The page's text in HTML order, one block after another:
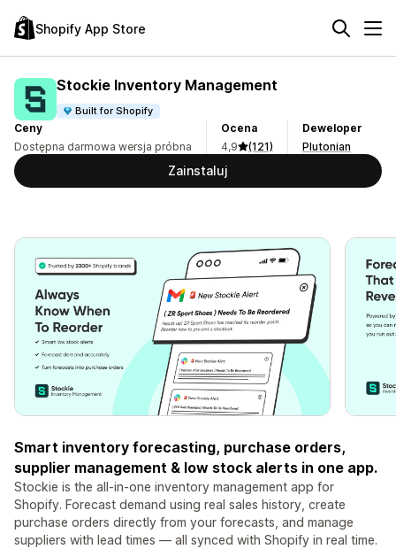
Shopify App Store
Stockie Inventory Management
Built for Shopify
Ceny
Dostępna darmowa wersja próbna
Ocena
4,9
(121)
Deweloper
Plutonian
Zainstaluj
Smart inventory forecasting, purchase orders,
supplier management & low stock alerts in one app.
Stockie is the all-in-one inventory management app for
Shopify. Forecast demand using real sales history, create
purchase orders directly from your forecasts, and manage
suppliers with lead times — all synced with Shopify in real time.